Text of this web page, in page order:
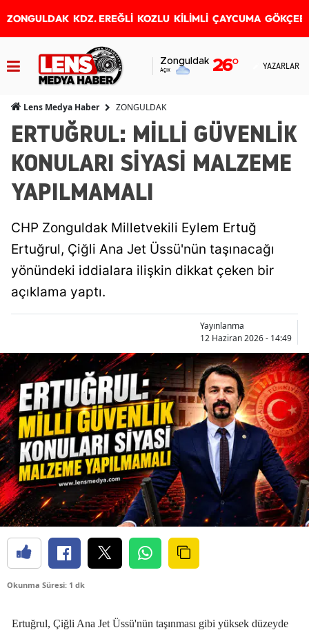
ZONGULDAK KDZ. EREĞLİ KOZLU KİLİMLİ ÇAYCUMA
Zonguldak
Açık 26° YAZARLAR
Lens Medya Haber ZONGULDAK
ERTUĞRUL: MİLLİ GÜVENLİK
KONULARI SİYASİ MALZEME
YAPILMAMALI
CHP Zonguldak Milletvekili Eylem Ertuğ
Ertuğrul, Çiğli Ana Jet Üssü'nün taşınacağı
yönündeki iddialara ilişkin dikkat çeken bir
açıklama yaptı.
Yayınlanma
12 Haziran 2026 - 14:49
Okunma Süresi: 1 dk
Ertuğrul, Çiğli Ana Jet Üssü'nün taşınması gibi yüksek düzeyde